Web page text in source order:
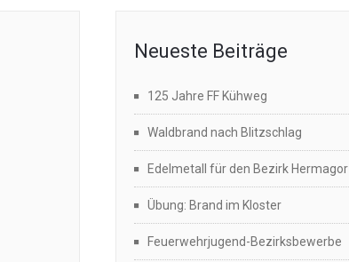
Neueste Beiträge
125 Jahre FF Kühweg
Waldbrand nach Blitzschlag
Edelmetall für den Bezirk Hermagor
Übung: Brand im Kloster
Feuerwehrjugend-Bezirksbewerbe